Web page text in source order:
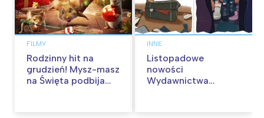
FILMY
Rodzinny hit na
grudzień! Mysz-masz
na Święta podbija
INNE
Listopadowe
nowości
Wydawnictwa